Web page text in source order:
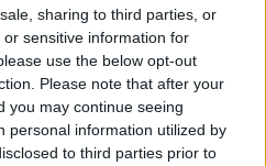
sharing to third parties, or
sensitive information for
use the below opt-out
Please note that after your
you may continue seeing
personal information utilized by
to third parties prior to
Ο ηθοποιός και ο
στον Βόλο
στον πατέρα